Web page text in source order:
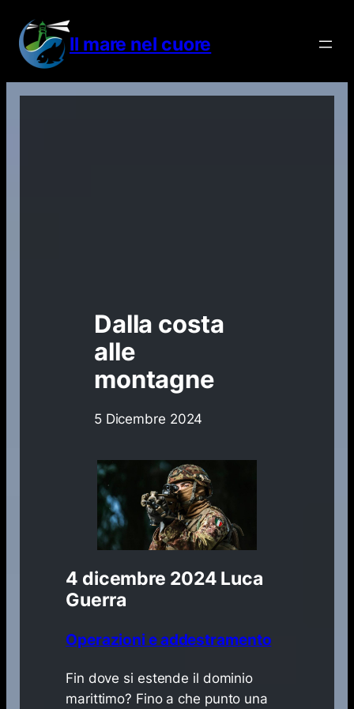
contenuto
Il mare nel cuore
Dalla costa
alle
montagne
5 Dicembre 2024
4 dicembre 2024 Luca
Guerra
Operazioni e addestramento
Fin dove si estende il dominio
marittimo? Fino a che punto una